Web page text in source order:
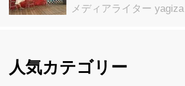
メディアライター yagiza
人気カテゴリー